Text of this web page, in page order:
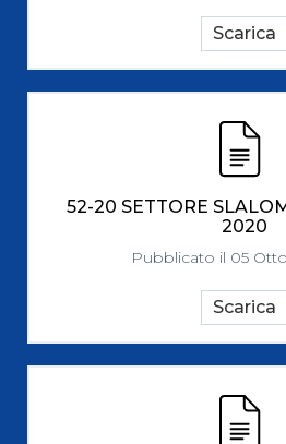
Scarica
52-20 SETTORE
2020
Pubblicato il 05
Scarica